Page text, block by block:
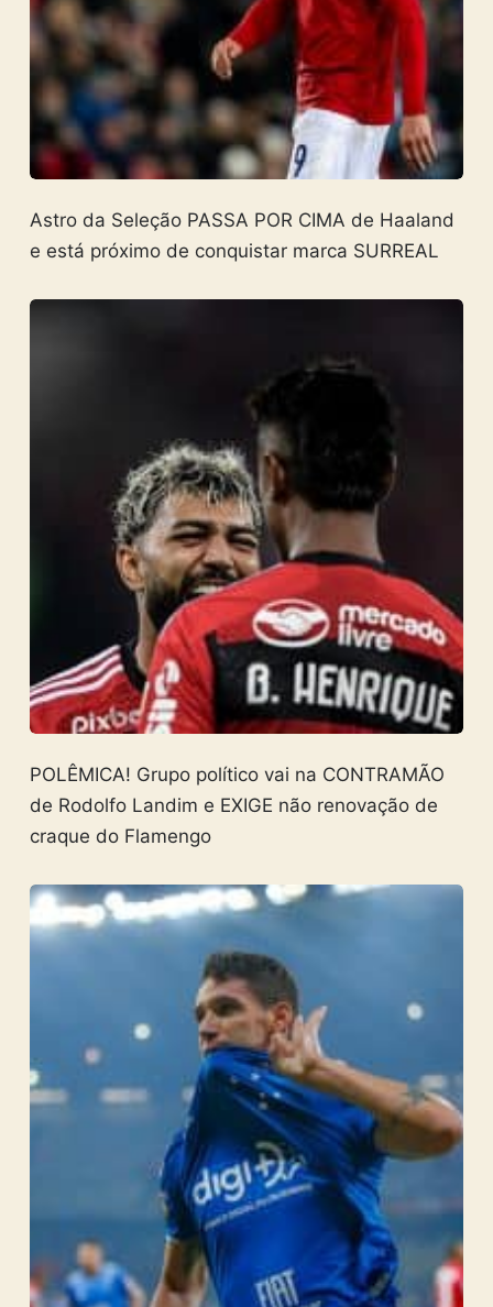
Astro da Seleção PASSA POR CIMA de Haaland
e está próximo de conquistar marca SURREAL
POLÊMICA! Grupo político vai na CONTRAMÃO
de Rodolfo Landim e EXIGE não renovação de
craque do Flamengo